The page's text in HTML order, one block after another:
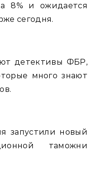
8% и ожидается
сегодня.
детективы ФБР,
много знают
запустили новый
таможни